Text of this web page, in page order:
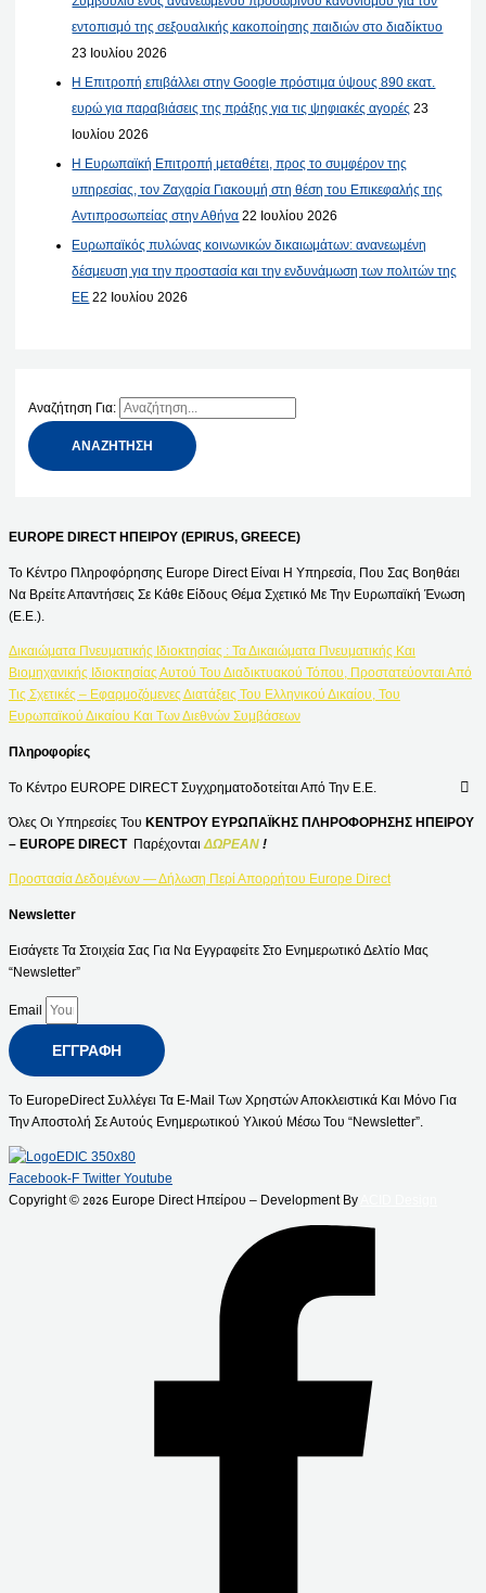
εντοπισμό της σεξουαλικής κακοποίησης παιδιών στο διαδίκτυο
23 Ιουλίου 2026
Η Επιτροπή επιβάλλει στην Google πρόστιμα ύψους 890 εκατ.
ευρώ για παραβιάσεις της πράξης για τις ψηφιακές αγορές 23
Ιουλίου 2026
Η Ευρωπαϊκή Επιτροπή μεταθέτει, προς το συμφέρον της
υπηρεσίας, τον Ζαχαρία Γιακουμή στη θέση του Επικεφαλής της
Αντιπροσωπείας στην Αθήνα 22 Ιουλίου 2026
Ευρωπαϊκός πυλώνας κοινωνικών δικαιωμάτων: ανανεωμένη
δέσμευση για την προστασία και την ενδυνάμωση των πολιτών της
ΕΕ 22 Ιουλίου 2026
Αναζήτηση Για:
EUROPE DIRECT ΗΠΕΙΡΟΥ (EPIRUS, GREECE)
Το Κέντρο Πληροφόρησης Europe Direct Είναι Η Υπηρεσία, Που Σας Βοηθάει
Να Βρείτε Απαντήσεις Σε Κάθε Είδους Θέμα Σχετικό Με Την Ευρωπαϊκή Ένωση
(Ε.Ε.).
Δικαιώματα Πνευματικής Ιδιοκτησίας : Τα Δικαιώματα Πνευματικής Και
Βιομηχανικής Ιδιοκτησίας Αυτού Του Διαδικτυακού Τόπου, Προστατεύονται Από
Τις Σχετικές – Εφαρμοζόμενες Διατάξεις Του Ελληνικού Δικαίου, Του
Ευρωπαϊκού Δικαίου Και Των Διεθνών Συμβάσεων
Πληροφορίες
Το Κέντρο EUROPE DIRECT Συγχρηματοδοτείται Από Την Ε.Ε.
Όλες Οι Υπηρεσίες Του ΚΕΝΤΡΟΥ ΕΥΡΩΠΑΪΚΗΣ ΠΛΗΡΟΦΟΡΗΣΗΣ ΗΠΕΙΡΟΥ
– EUROPE DIRECT Παρέχονται ΔΩΡΕΑΝ !
Προστασία Δεδομένων — Δήλωση Περί Απορρήτου Europe Direct
Newsletter
Εισάγετε Τα Στοιχεία Σας Για Να Εγγραφείτε Στο Ενημερωτικό Δελτίο Μας
“Newsletter”
Email
ΕΓΓΡΑΦΉ
Το EuropeDirect Συλλέγει Τα E-Mail Των Χρηστών Αποκλειστικά Και Μόνο Για
Την Αποστολή Σε Αυτούς Ενημερωτικού Υλικού Μέσω Του “Newsletter”.
Facebook-F Twitter Youtube
Copyright © 2026 Europe Direct Ηπείρου – Development By